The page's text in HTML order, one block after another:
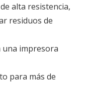
alta resistencia,
residuos de
una impresora
para más de